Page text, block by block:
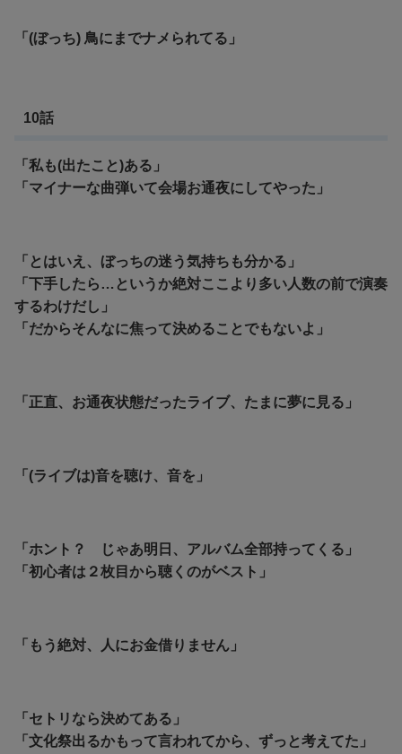
「(ぼっち) 鳥にまでナメられてる」
10話
「私も(出たこと)ある」
「マイナーな曲弾いて会場お通夜にしてやった」
「とはいえ、ぼっちの迷う気持ちも分かる」
「下手したら…というか絶対ここより多い人数の前で演奏
するわけだし」
「だからそんなに焦って決めることでもないよ」
「正直、お通夜状態だったライブ、たまに夢に見る」
「(ライブは)音を聴け、音を」
「ホント？ じゃあ明日、アルバム全部持ってくる」
「初心者は２枚目から聴くのがベスト」
「もう絶対、人にお金借りません」
「セトリなら決めてある」
「文化祭出るかもって言われてから、ずっと考えてた」